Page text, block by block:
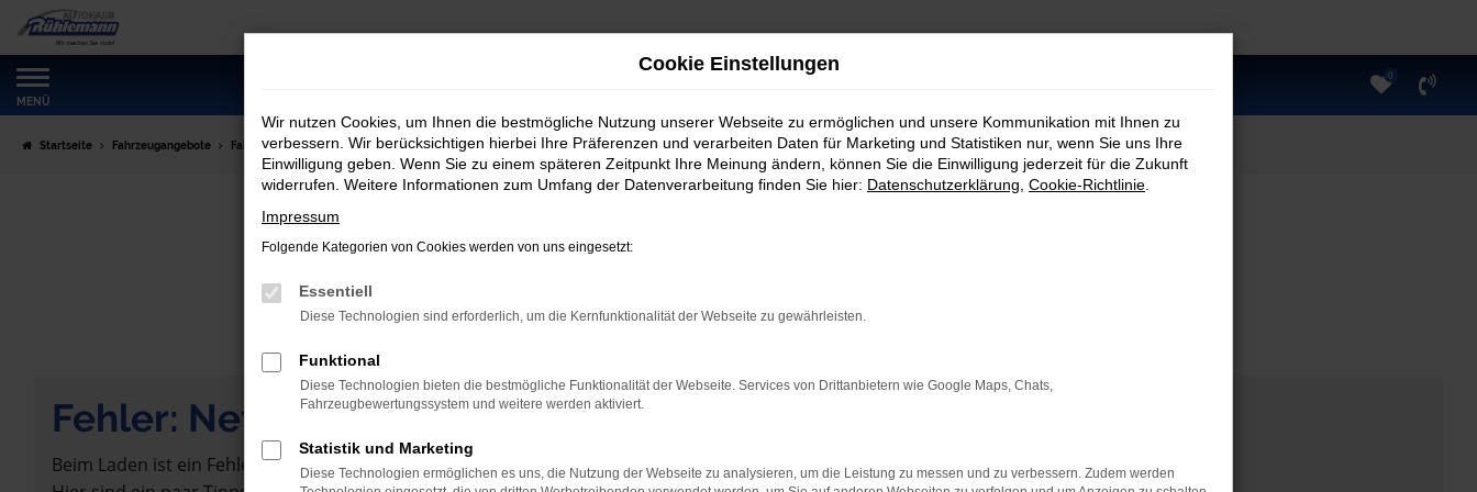
Zum
Hauptinhalt
springen
MENÜ
0
Startseite Fahrzeugangebote Fahrzeugmarkt
Fahrzeugmarkt
Fehler: Network Error
Beim Laden ist ein Fehler aufgetreten.
Cookie Einstellungen
Wir nutzen Cookies, um Ihnen die bestmögliche Nutzung unserer Webseite zu ermöglichen und unsere Kommunikation mit Ihnen zu
verbessern. Wir berücksichtigen hierbei Ihre Präferenzen und verarbeiten Daten für Marketing und Statistiken nur, wenn Sie uns Ihre
Einwilligung geben. Wenn Sie zu einem späteren Zeitpunkt Ihre Meinung ändern, können Sie die Einwilligung jederzeit für die Zukunft
widerrufen. Weitere Informationen zum Umfang der Datenverarbeitung finden Sie hier: Datenschutzerklärung Cookie-Richtlinie
Impressum
Folgende Kategorien von Cookies werden von uns eingesetzt:
Essentiell
Diese Technologien sind erforderlich, um die Kernfunktionalität der Webseite zu gewährleisten.
Funktional
Diese Technologien bieten die bestmögliche Funktionalität der Webseite. Services von Drittanbietern wie Google Maps, Chats,
Fahrzeugbewertungssystem und weitere werden aktiviert.
Statistik und Marketing
Diese Technologien ermöglichen es uns, die Nutzung der Webseite zu analysieren, um die Leistung zu messen und zu verbessern. Zudem werden